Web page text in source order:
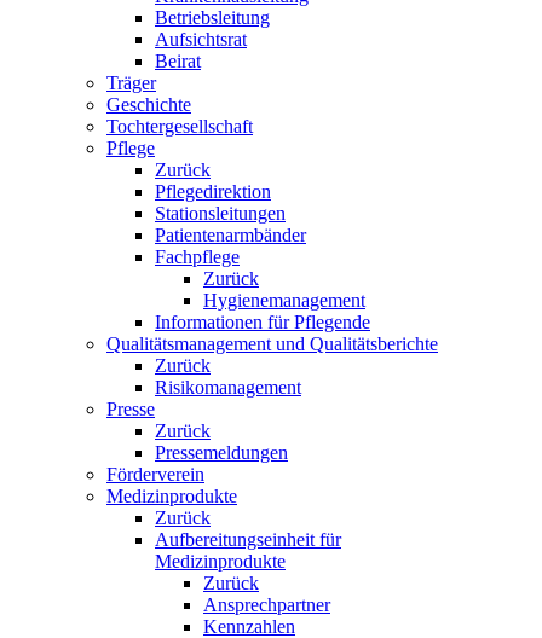
Betriebsleitung
Aufsichtsrat
Beirat
Träger
Geschichte
Tochtergesellschaft
Pflege
Zurück
Pflegedirektion
Stationsleitungen
Patientenarmbänder
Fachpflege
Zurück
Hygienemanagement
Informationen für Pflegende
Qualitätsmanagement und Qualitätsberichte
Zurück
Risikomanagement
Presse
Zurück
Pressemeldungen
Förderverein
Medizinprodukte
Zurück
Aufbereitungseinheit für
Medizinprodukte
Zurück
Ansprechpartner
Kennzahlen